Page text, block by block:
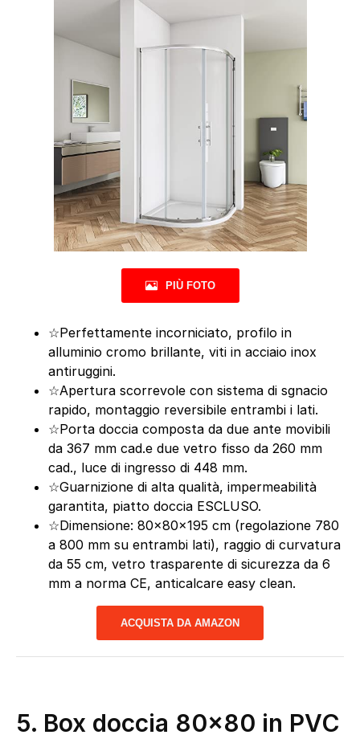
PIÙ FOTO
☆Perfettamente incorniciato, profilo in
alluminio cromo brillante, viti in acciaio inox
antiruggini.
☆Apertura scorrevole con sistema di sgnacio
rapido, montaggio reversibile entrambi i lati.
☆Porta doccia composta da due ante movibili
da 367 mm cad.e due vetro fisso da 260 mm
cad., luce di ingresso di 448 mm.
☆Guarnizione di alta qualità, impermeabilità
garantita, piatto doccia ESCLUSO.
☆Dimensione: 80x80x195 cm (regolazione 780
a 800 mm su entrambi lati), raggio di curvatura
da 55 cm, vetro trasparente di sicurezza da 6
mm a norma CE, anticalcare easy clean.
ACQUISTA DA AMAZON
5. Box doccia 80×80 in PVC